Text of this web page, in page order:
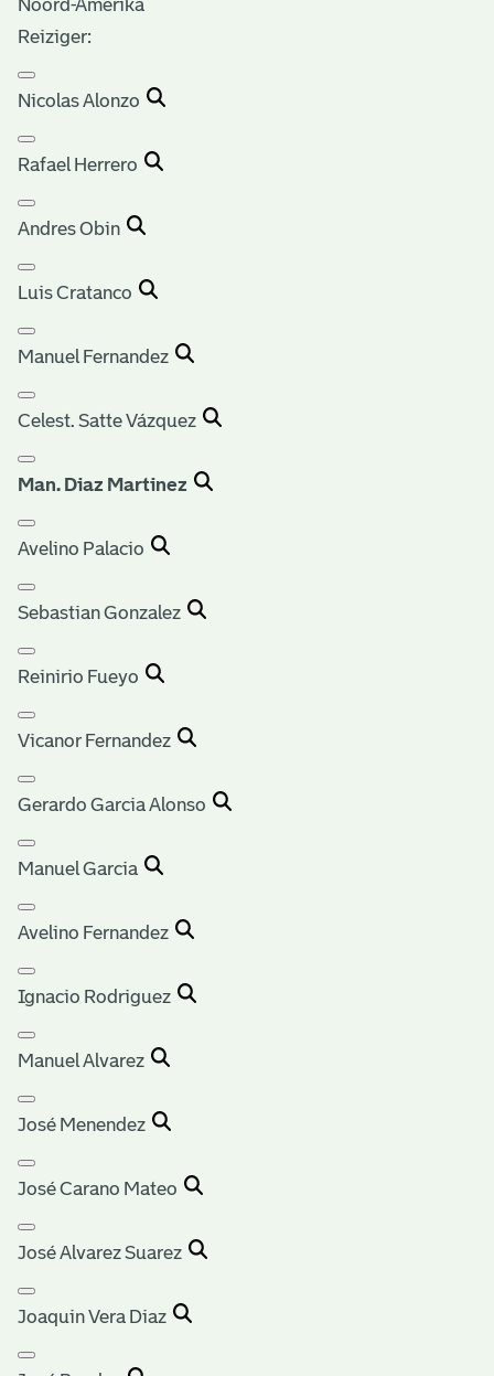
Noord-Amerika
Reiziger:
Nicolas Alonzo
Rafael Herrero
Andres Obin
Luis Cratanco
Manuel Fernandez
Celest. Satte Vázquez
Man. Diaz Martinez
Avelino Palacio
Sebastian Gonzalez
Reinirio Fueyo
Vicanor Fernandez
Gerardo Garcia Alonso
Manuel Garcia
Avelino Fernandez
Ignacio Rodriguez
Manuel Alvarez
José Menendez
José Carano Mateo
José Alvarez Suarez
Joaquin Vera Diaz